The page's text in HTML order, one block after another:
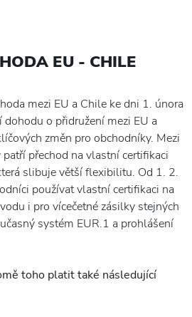
EU - CHILE
mezi EU a Chile ke dni 1. února
o přidružení mezi EU a
změn pro obchodníky. Mezi
přechod na vlastní certifikaci
slibuje větší flexibilitu. Od 1. 2.
používat vlastní certifikaci na
i pro vícečetné zásilky stejných
systém EUR.1 a prohlášení
toho platit také následující